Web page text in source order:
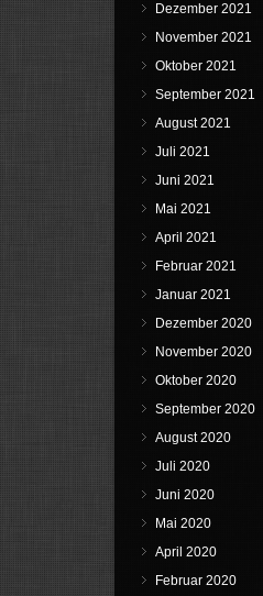
Dezember 2021
November 2021
Oktober 2021
September 2021
August 2021
Juli 2021
Juni 2021
Mai 2021
April 2021
Februar 2021
Januar 2021
Dezember 2020
November 2020
Oktober 2020
September 2020
August 2020
Juli 2020
Juni 2020
Mai 2020
April 2020
Februar 2020